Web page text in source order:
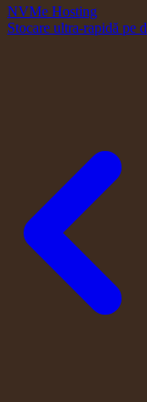
NVMe Hosting
Stocare ultra-rapidă pe